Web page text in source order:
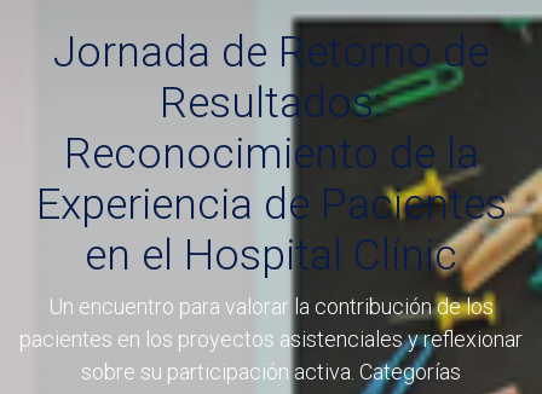
Jornada de Retorno de
Resultados:
Reconocimiento de la
Experiencia de Pacientes
en el Hospital Clínic
Un encuentro para valorar la contribución de los
pacientes en los proyectos asistenciales y reflexionar
sobre su participación activa. Categorías